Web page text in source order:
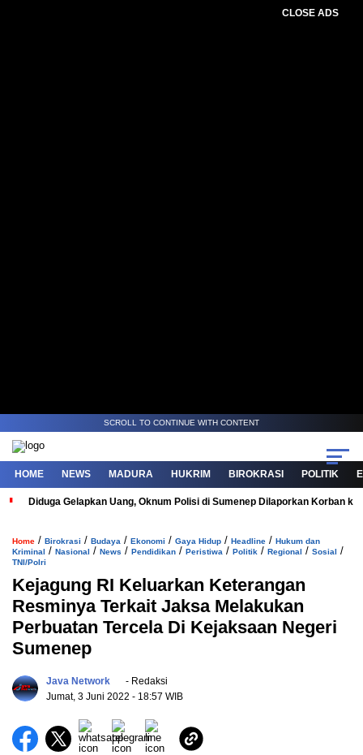
CLOSE ADS
SCROLL TO CONTINUE WITH CONTENT
HOME NEWS MADURA HUKRIM BIROKRASI POLITIK
Diduga Gelapkan Uang, Oknum Polisi di Sumenep Dilaporkan Korban ke
Home / Birokrasi / Budaya / Ekonomi / Gaya Hidup / Headline / Hukum dan
Kriminal / Nasional / News / Pendidikan / Peristiwa / Politik / Regional / Sosial /
TNI/Polri
Kejagung RI Keluarkan Keterangan
Resminya Terkait Jaksa Melakukan
Perbuatan Tercela Di Kejaksaan Negeri
Sumenep
Java Network
- Redaksi
Jumat, 3 Juni 2022 - 18:57 WIB